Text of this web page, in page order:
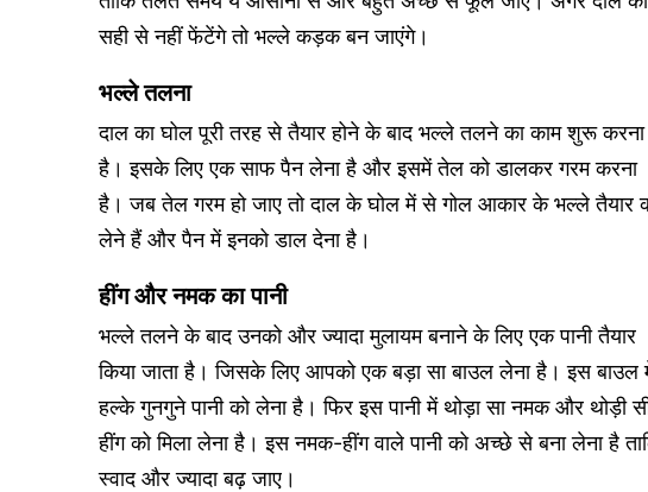
सही से नहीं फेंटेंगे तो भल्ले कड़क बन जाएंगे।
भल्ले तलना
दाल का घोल पूरी तरह से तैयार होने के बाद भल्ले तलने का काम शुरू करना
है। इसके लिए एक साफ पैन लेना है और इसमें तेल को डालकर गरम करना
है। जब तेल गरम हो जाए तो दाल के घोल में से गोल आकार के भल्ले तैयार
लेने हैं और पैन में इनको डाल देना है।
हींग और नमक का पानी
भल्ले तलने के बाद उनको और ज्यादा मुलायम बनाने के लिए एक पानी तैयार
किया जाता है। जिसके लिए आपको एक बड़ा सा बाउल लेना है। इस बाउल
हल्के गुनगुने पानी को लेना है। फिर इस पानी में थोड़ा सा नमक और थोड़ी
हींग को मिला लेना है। इस नमक-हींग वाले पानी को अच्छे से बना लेना है
स्वाद और ज्यादा बढ़ जाए।